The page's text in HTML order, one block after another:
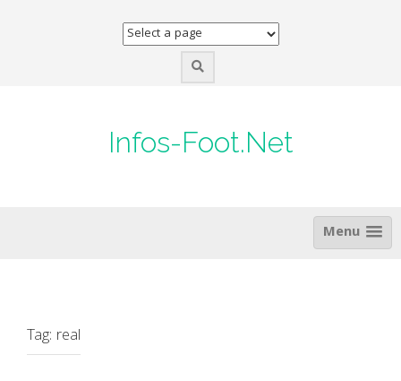
Infos-Foot.Net
Menu
Tag: real